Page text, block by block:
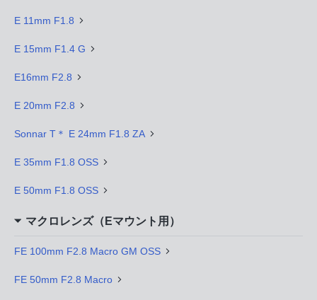
E 11mm F1.8
E 15mm F1.4 G
E16mm F2.8
E 20mm F2.8
Sonnar T＊ E 24mm F1.8 ZA
E 35mm F1.8 OSS
E 50mm F1.8 OSS
マクロレンズ（Eマウント用）
FE 100mm F2.8 Macro GM OSS
FE 50mm F2.8 Macro